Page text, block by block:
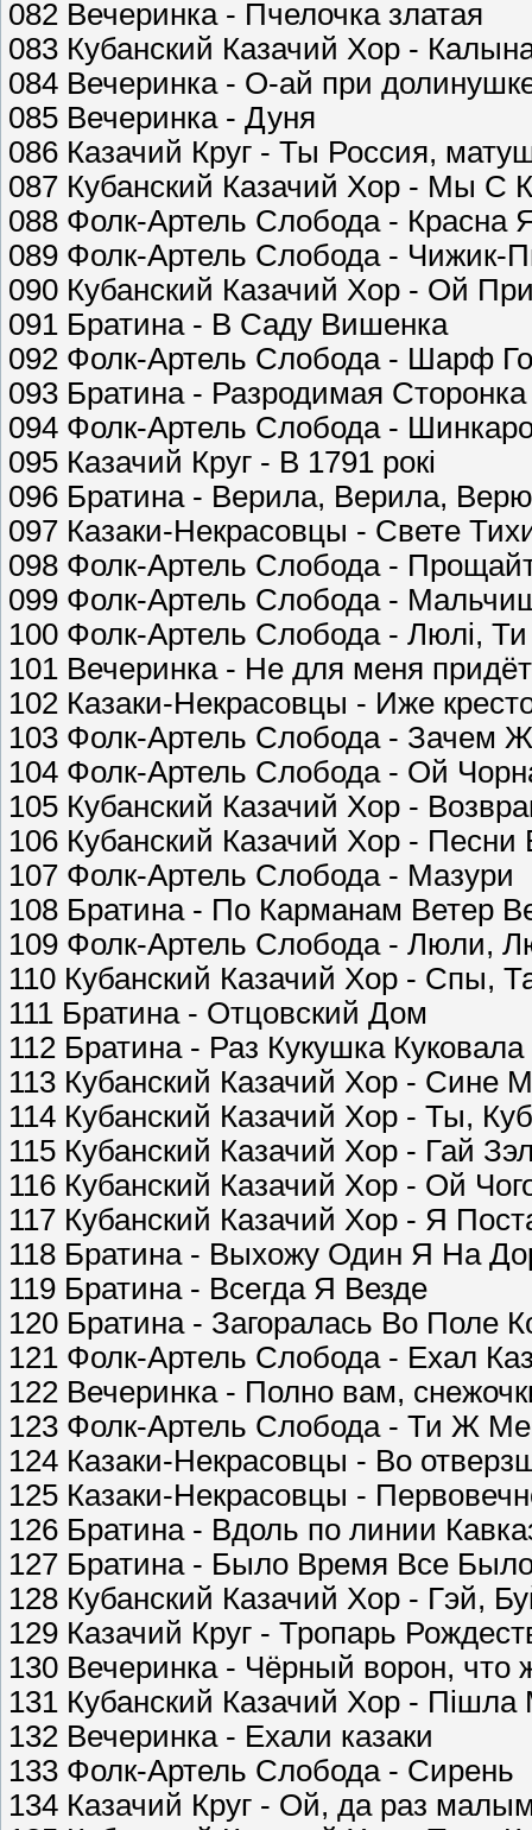
082 Вечеринка - Пчелочка златая
083 Кубанский Казачий Хор -
084 Вечеринка - О-ай при
085 Вечеринка - Дуня
086 Казачий Круг - Ты Россия,
087 Кубанский Казачий Хор - Мы С
088 Фолк-Артель Слобода - Красна
089 Фолк-Артель Слобода - Чижик-
090 Кубанский Казачий Хор - Ой
091 Братина - В Саду Вишенка
092 Фолк-Артель Слобода - Шарф
093 Братина - Разродимая Сторонка
094 Фолк-Артель Слобода -
095 Казачий Круг - В 1791 рокi
096 Братина - Верила, Верила, Верю
097 Казаки-Некрасовцы - Свете
098 Фолк-Артель Слобода -
099 Фолк-Артель Слобода -
100 Фолк-Артель Слобода - Люлi,
101 Вечеринка - Не для меня
102 Казаки-Некрасовцы - Иже
103 Фолк-Артель Слобода - Зачем
104 Фолк-Артель Слобода - Ой
105 Кубанский Казачий Хор -
106 Кубанский Казачий Хор -
107 Фолк-Артель Слобода - Мазури
108 Братина - По Карманам Ветер
109 Фолк-Артель Слобода - Люли,
110 Кубанский Казачий Хор - Спы,
111 Братина - Отцовский Дом
112 Братина - Раз Кукушка Куковала
113 Кубанский Казачий Хор - Сине
114 Кубанский Казачий Хор - Ты,
115 Кубанский Казачий Хор - Гай
116 Кубанский Казачий Хор - Ой
117 Кубанский Казачий Хор - Я
118 Братина - Выхожу Один Я На
119 Братина - Всегда Я Везде
120 Братина - Загоралась Во Поле
121 Фолк-Артель Слобода - Ехал
122 Вечеринка - Полно вам,
123 Фолк-Артель Слобода - Ти Ж
124 Казаки-Некрасовцы - Во
125 Казаки-Некрасовцы -
126 Братина - Вдоль по линии
127 Братина - Было Время Все
128 Кубанский Казачий Хор - Гэй,
129 Казачий Круг - Тропарь
130 Вечеринка - Чёрный ворон, что
131 Кубанский Казачий Хор -
132 Вечеринка - Ехали казаки
133 Фолк-Артель Слобода - Сирень
134 Казачий Круг - Ой, да раз